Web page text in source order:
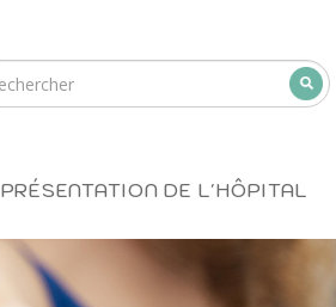
PRÉSENTATION DE L'HÔPITAL